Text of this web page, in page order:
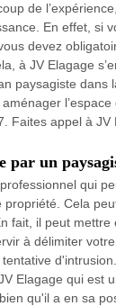
de
En effet, si
devez
à JV Elagage
paysagiste dans
Faites appel à JV
par un
qui
propriété. Cela
fait, il peut mettre
à délimiter
Elagage qui est
qu'il a en sa